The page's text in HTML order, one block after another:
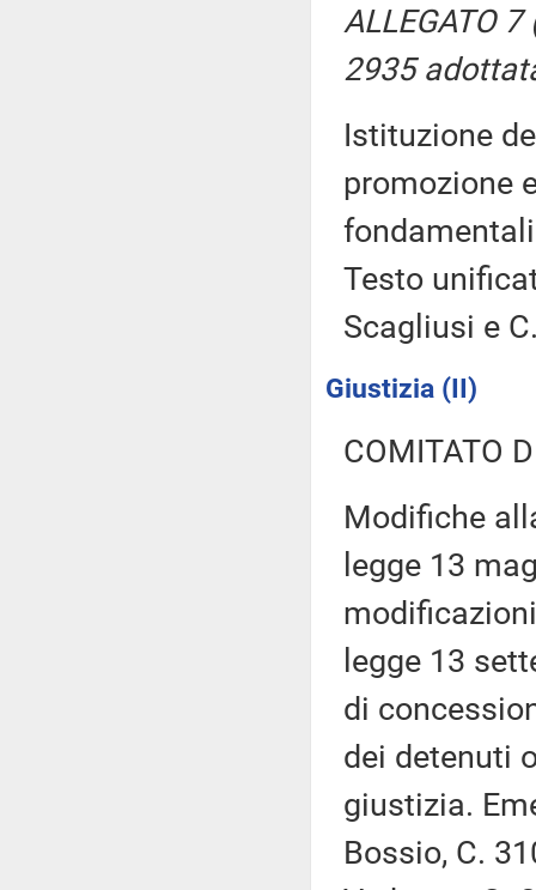
ALLEGATO
2935
Istituzione
promozione
Testo
Scagliusi e
Giustizia (II)
COMITATO
Modifiche
legge 13
legge 13
di
dei detenuti
giustizia.
Bossio, C.